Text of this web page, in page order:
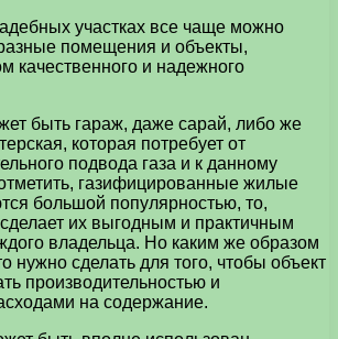
участках все чаще можно
помещения и объекты,
качественного и надежного
быть гараж, даже сарай, либо же
которая потребует от
подвода газа и к данному
газифицированные жилые
большой популярностью, то,
их выгодным и практичным
владельца. Но каким же образом
нужно сделать для того, чтобы объект
производительностью и
на содержание.